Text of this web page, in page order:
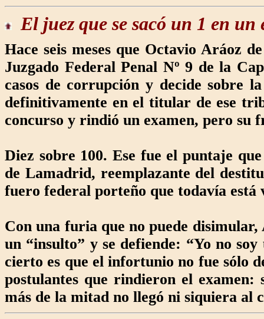
El juez que se sacó un 1 en un
Hace seis meses que Octavio Aráoz
Juzgado Federal Penal Nº 9 de la
casos de corrupción y decide sobre
definitivamente en el titular de ese
concurso y rindió un examen, pero su
Diez sobre 100. Ese fue el puntaje
de Lamadrid, reemplazante del
fuero federal porteño que todavía está
Con una furia que no puede
un “insulto” y se defiende: “Yo no
cierto es que el infortunio no fue sólo
postulantes que rindieron el examen:
más de la mitad no llegó ni siquiera al